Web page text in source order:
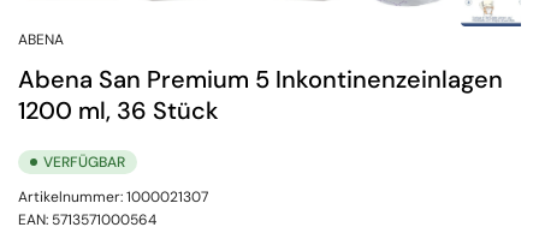
ABENA
Abena San Premium 5 Inkontinenzeinlagen
1200 ml, 36 Stück
VERFÜGBAR
Artikelnummer:1000021307
EAN: 5713571000564